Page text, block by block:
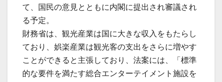
て、国民の意見とともに内閣に提出され審議され
る予定。
財務省は、観光産業は国に大きな収入をもたらし
ており、娯楽産業は観光客の支出をさらに増やす
ことができると主張しており、法案には、「標準
的な要件を満たす総合エンターテイメント施設を